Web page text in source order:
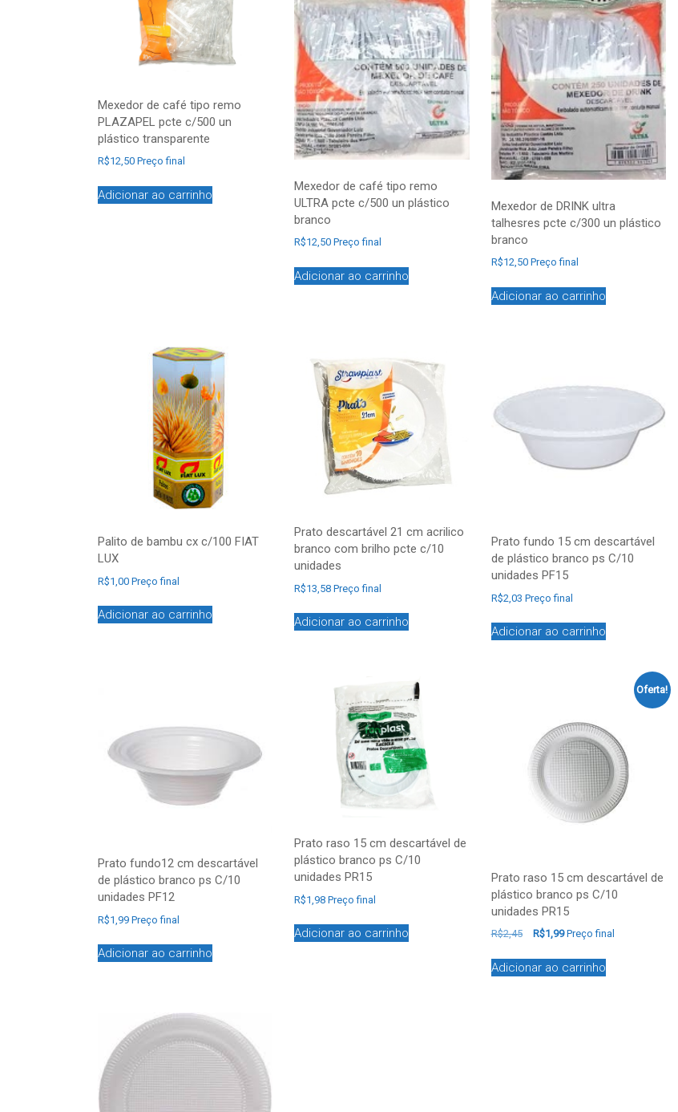
Mexedor de café tipo remo
PLAZAPEL pcte c/500 un
plástico transparente
R$12,50 Preço final
Adicionar ao carrinho
Mexedor de café tipo remo
ULTRA pcte c/500 un plástico
branco
R$12,50 Preço final
Adicionar ao carrinho
Mexedor de DRINK ultra
talhesres pcte c/300 un plástico
branco
R$12,50 Preço final
Adicionar ao carrinho
Palito de bambu cx c/100 FIAT
LUX
R$1,00 Preço final
Adicionar ao carrinho
Prato descartável 21 cm acrilico
branco com brilho pcte c/10
unidades
R$13,58 Preço final
Adicionar ao carrinho
Prato fundo 15 cm descartável
de plástico branco ps C/10
unidades PF15
R$2,03 Preço final
Adicionar ao carrinho
Prato fundo12 cm descartável
de plástico branco ps C/10
unidades PF12
R$1,99 Preço final
Adicionar ao carrinho
Prato raso 15 cm descartável de
plástico branco ps C/10
unidades PR15
R$1,98 Preço final
Adicionar ao carrinho
Oferta!
Prato raso 15 cm descartável de
plástico branco ps C/10
unidades PR15
R$2,45 R$1,99 Preço final
Adicionar ao carrinho